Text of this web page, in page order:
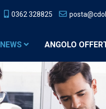
0362 328825
NEWS ANGOLO